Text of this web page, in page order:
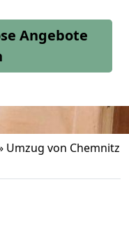
Angebote
Umzug von Chemnitz